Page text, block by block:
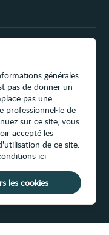
générales
pas de donner un
pas une
professionnel·le de
sur ce site, vous
accepté les
de ce site.
ici
les cookies